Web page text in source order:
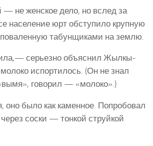
не женское дело, но вслед за
население юрт обступило крупную
табунщиками на землю.
серьезно объяснил Жылкы-
испортилось. (Он не знал
говорил — «молоко».)
оно было как каменное. Попробовал
соски — тонкой струйкой